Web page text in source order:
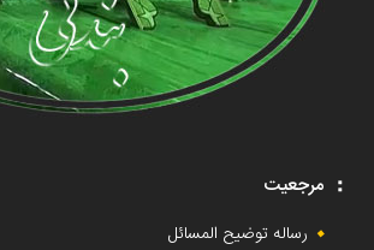
مرجعیت
رساله توضیح المسائل